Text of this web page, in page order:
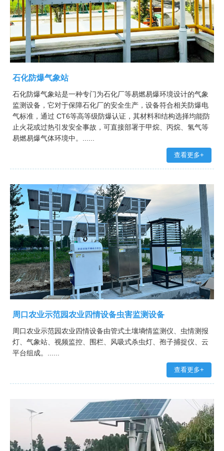
石化防爆气象站
石化防爆气象站是一种专门为石化厂等易燃易爆环境设计的气象
监测设备，它对于保障石化厂的安全生产，设备符合相关防爆电
气标准，通过 CT6等高等级防爆认证，其材料和结构选择均能防
止火花或过热引发安全事故，可直接部署于甲烷、丙烷、氢气等
易燃易爆气体环境中。......
查看更多+
周口农业示范园农业四情设备虫害监测设备
周口农业示范园农业四情设备由管式土壤墒情监测仪、虫情测报
灯、气象站、视频监控、围栏、风吸式杀虫灯、孢子捕捉仪、云
平台组成。......
查看更多+